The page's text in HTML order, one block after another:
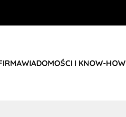
WIADOMOŚCI I KNOW-HOW